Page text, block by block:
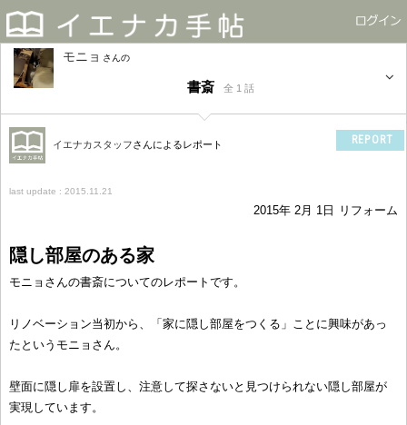
モニョ さん
書斎 全 1 話
イエナカスタッフさんによるレポート REPORT
last update : 2015.11.21
2015年 2月 1日 リフォーム
隠し部屋のある家
モニョさんの書斎についてのレポートです。
リノベーション当初から、「家に隠し部屋をつくる」ことに興味があっ
たというモニョさん。
壁面に隠し扉を設置し、注意して探さないと見つけられない隠し部屋が
実現しています。